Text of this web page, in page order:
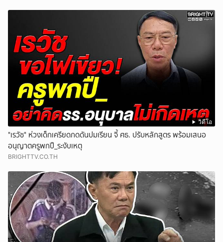
วิดีโอ
"เรวัช" ห่วงเด็กเครียดกดดันปมเรียน จี้ ศธ. ปรับหลักสูตร พร้อมเสนอ
อนุญาตครูพกปื_ระงับเหตุ
BRIGHTTV.CO.TH